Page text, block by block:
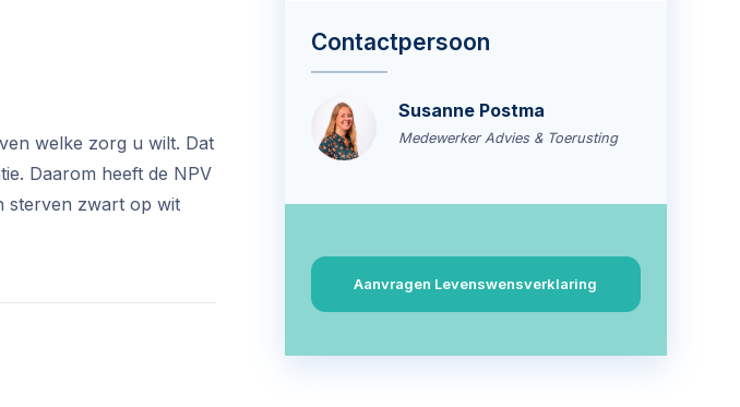
welke zorg u wilt. Dat
Daarom heeft de NPV
sterven zwart op wit
Contactpersoon
Susanne Postma
Medewerker Advies & Toerusting
Aanvragen Levenswensverklaring